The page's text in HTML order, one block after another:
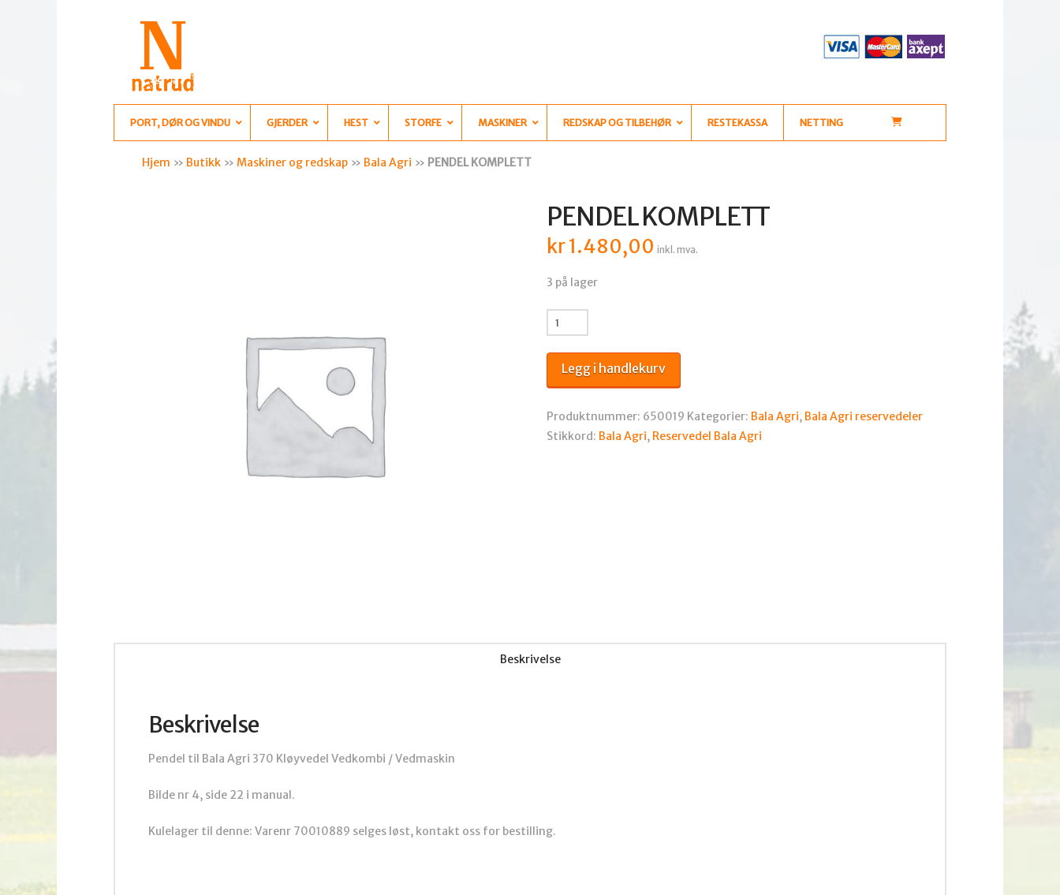
PORT, DØR OG VINDU GJERDER HEST STORFE MASKINER REDSKAP OG TILBEHØR RESTEKASSA NETTING
Hjem » Butikk » Maskiner og redskap » Bala Agri » PENDEL KOMPLETT
PENDEL KOMPLETT
kr1.480,00 inkl. mva.
3 på lager
PENDEL
KOMPLETT
antall
Legg i handlekurv
Produktnummer: 650019 Kategorier: Bala Agri, Bala Agri reservedeler
Stikkord: Bala Agri, Reservedel Bala Agri
Beskrivelse
Beskrivelse
Pendel til Bala Agri 370 Kløyvedel Vedkombi / Vedmaskin
Bilde nr 4, side 22 i manual.
Kulelager til denne: Varenr 70010889 selges løst, kontakt oss for bestilling.